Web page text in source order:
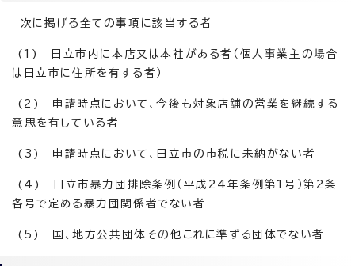
次に掲げる全ての事項に該当する者
(1) 日立市内に本店又は本社がある者（個人事業主の場合
は日立市に住所を有する者）
(2) 申請時点において、今後も対象店舗の営業を継続する
意思を有している者
(3) 申請時点において、日立市の市税に未納がない者
(4) 日立市暴力団排除条例（平成24年条例第1号）第2条
各号で定める暴力団関係者でない者
(5) 国、地方公共団体その他これに準ずる団体でない者